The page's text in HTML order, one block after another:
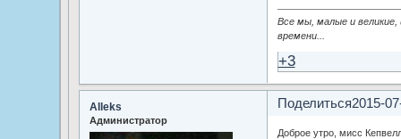
Все мы, малые и
времени...
+3
Поделиться2015-
Alleks
Администратор
Доброе утро, мисс